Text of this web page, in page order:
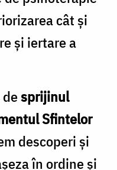
cât şi
şi iertare a
sprijinul
Sfintelor
descoperi şi
în ordine şi